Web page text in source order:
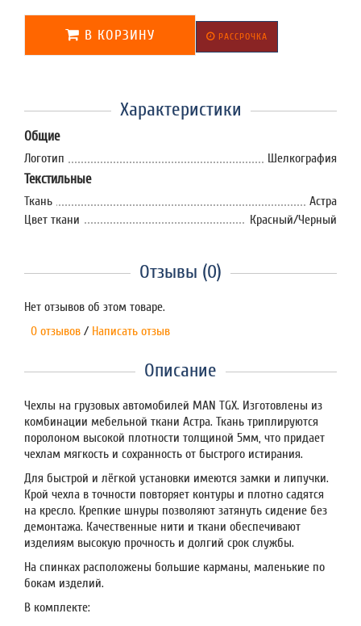
В КОРЗИНУ РАССРОЧКА
Характеристики
Общие
Логотип Шелкография
Текстильные
Ткань
Астра
Цвет ткани
Красный/Черный
Отзывы (0)
Нет отзывов об этом товаре.
0 отзывов / Написать отзыв
Описание
Чехлы на грузовых автомобилей MAN TGX. Изготовлены из
комбинации мебельной ткани Астра. Ткань триплируются
поролоном высокой плотности толщиной 5мм, что придает
чехлам мягкость и сохранность от быстрого истирания.
Для быстрой и лёгкой установки имеются замки и липучки.
Крой чехла в точности повторяет контуры и плотно садятся
на кресло. Крепкие шнуры позволяют затянуть сидение без
демонтажа. Качественные нити и ткани обеспечивают
изделиям высокую прочность и долгий срок службы.
На спинках расположены большие карманы, маленькие по
бокам изделий.
В комплекте: